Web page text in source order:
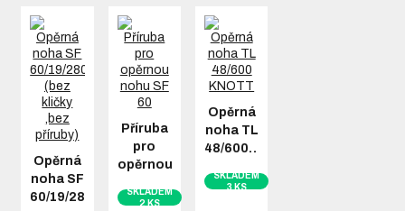
Opěrná
noha SF
60/19/280…
Příruba
pro
opěrnou…
SKLADEM
2 KS
Opěrná
noha TL
48/600…
SKLADEM
3 KS